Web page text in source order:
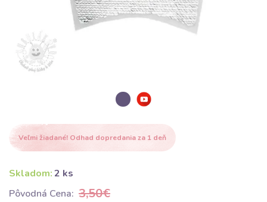
Veľmi žiadané! Odhad dopredania za 1 deň
Skladom:2 ks
Pôvodná Cena: 3,50€